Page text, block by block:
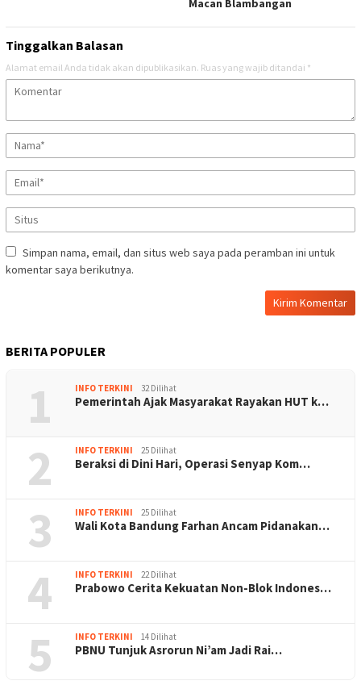
Macan Blambangan
Tinggalkan Balasan
Alamat email Anda tidak akan dipublikasikan. Ruas yang wajib ditandai *
Simpan nama, email, dan situs web saya pada peramban ini untuk
komentar saya berikutnya.
BERITA POPULER
1 INFO TERKINI 32 Dilihat
Pemerintah Ajak Masyarakat Rayakan HUT k…
2 INFO TERKINI 25 Dilihat
Beraksi di Dini Hari, Operasi Senyap Kom…
3 INFO TERKINI 25 Dilihat
Wali Kota Bandung Farhan Ancam Pidanakan…
4 INFO TERKINI 22 Dilihat
Prabowo Cerita Kekuatan Non-Blok Indones…
5 INFO TERKINI 14 Dilihat
PBNU Tunjuk Asrorun Ni’am Jadi Rai…